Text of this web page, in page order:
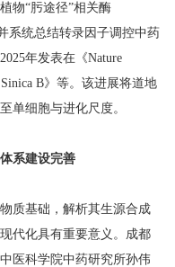
物“肟途径”相关酶
系统总结转录因子调控中药
年发表在《Nature
Sinica B》等。该进展将道地
单细胞与进化尺度。
系建设完善
质基础，解析其生源合成
代化具有重要意义。成都
医科学院中药研究所孙伟